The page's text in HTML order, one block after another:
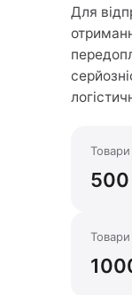
Для
500